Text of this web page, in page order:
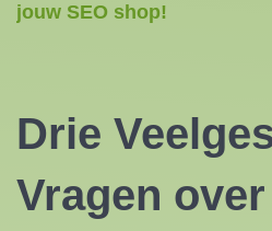
jouw SEO shop!
Drie
Vragen